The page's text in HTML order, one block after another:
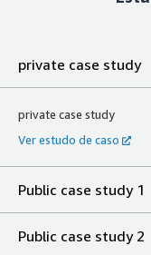
private case study
private case study
Ver estudo de caso
Public case study 1
Public case study 2